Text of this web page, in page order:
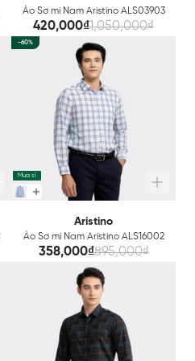
Áo Sơ mi Nam Aristino ALS03903
420,000₫1,050,000₫
-60%
Mua sỉ
Aristino
Áo Sơ mi Nam Aristino ALS16002
358,000₫895,000₫